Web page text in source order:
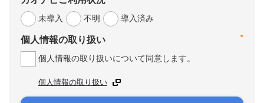
未導入
不明 導入済み
*
個人情報の取り扱い
個人情報の取り扱いについて同意します。
個人情報の取り扱い